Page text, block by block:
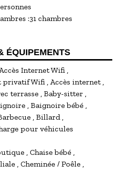
:31 chambres
ÉQUIPEMENTS
Internet Wifi
privatif Wifi Accès internet
terrasse Baby-sitter
Baignoire bébé
Billard
pour véhicules
Chaise bébé
Cheminée / Poêle